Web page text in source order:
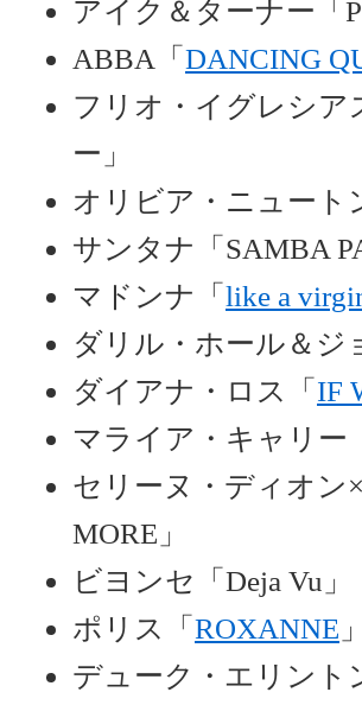
アイク＆ターナー「
ABBA「 DANCING
フリオ・イグレシア
ー」
オリビア・ニュート
サンタナ「SAMBA
マドンナ「 like a
ダリル・ホール＆ジ
ダイアナ・ロス「 IF
マライア・キャリー
セリーヌ・ディオン
MORE」
ビヨンセ「Deja Vu」
ポリス「 ROXANNE 」
デューク・エリント